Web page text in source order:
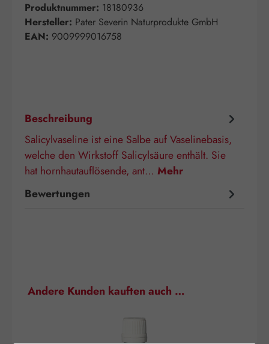
Produktnummer: 18180936
Hersteller: Pater Severin Naturprodukte GmbH
EAN: 9009999016758
Beschreibung
Salicylvaseline ist eine Salbe auf Vaselinebasis,
welche den Wirkstoff Salicylsäure enthält. Sie
hat hornhautauflösende, ant… Mehr
Bewertungen
Produktgalerie überspringen
Andere Kunden kauften auch …